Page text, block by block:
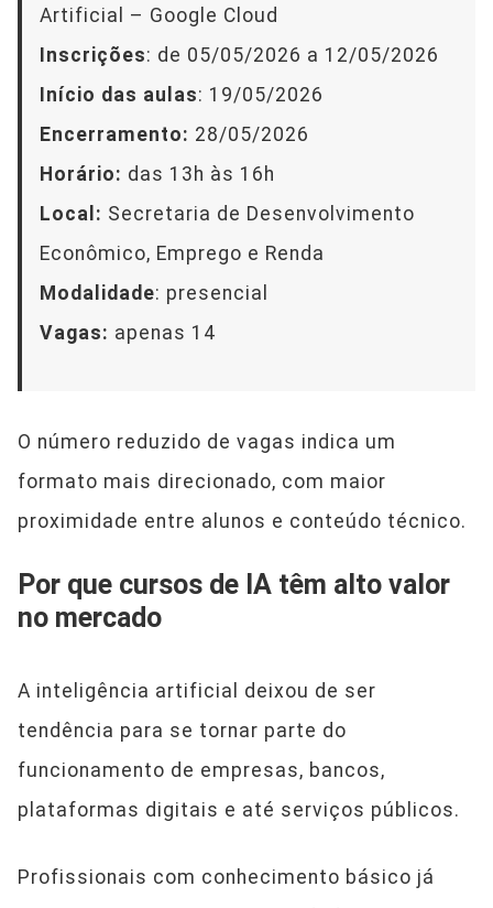
Artificial – Google Cloud
Inscrições: de 05/05/2026 a 12/05/2026
Início das aulas: 19/05/2026
Encerramento: 28/05/2026
Horário: das 13h às 16h
Local: Secretaria de Desenvolvimento
Econômico, Emprego e Renda
Modalidade: presencial
Vagas: apenas 14
O número reduzido de vagas indica um
formato mais direcionado, com maior
proximidade entre alunos e conteúdo técnico.
Por que cursos de IA têm alto valor
no mercado
A inteligência artificial deixou de ser
tendência para se tornar parte do
funcionamento de empresas, bancos,
plataformas digitais e até serviços públicos.
Profissionais com conhecimento básico já